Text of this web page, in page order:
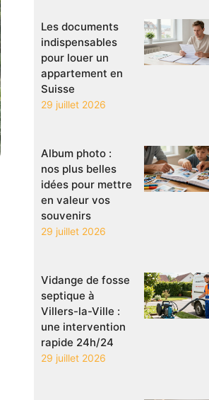
Les documents
indispensables
pour louer un
appartement en
Suisse
29 juillet 2026
Album photo :
nos plus belles
idées pour mettre
en valeur vos
souvenirs
29 juillet 2026
Vidange de fosse
septique à
Villers-la-Ville :
une intervention
rapide 24h/24
29 juillet 2026